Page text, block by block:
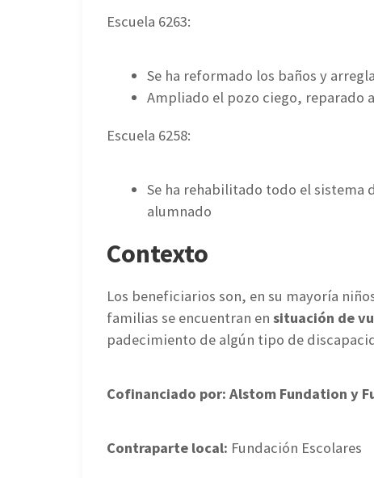
Escuela 6263:
Se ha reformado los baños y
Ampliado el pozo ciego, reparado
Escuela 6258:
Se ha rehabilitado todo el sistema
alumnado
Contexto
Los beneficiarios son, en su mayoría
familias se encuentran en situación de
padecimiento de algún tipo de
Cofinanciado por: Alstom Fundation y
Contraparte local: Fundación Escolares